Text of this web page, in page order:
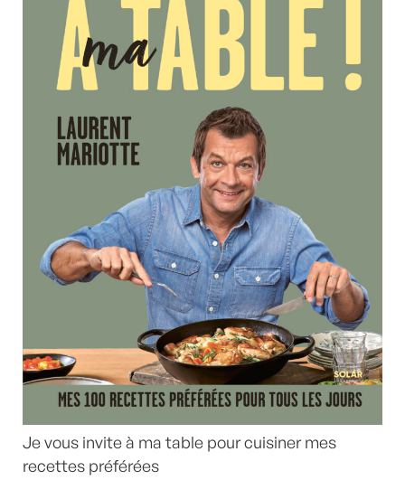
Je vous invite à ma table pour cuisiner mes
recettes préférées